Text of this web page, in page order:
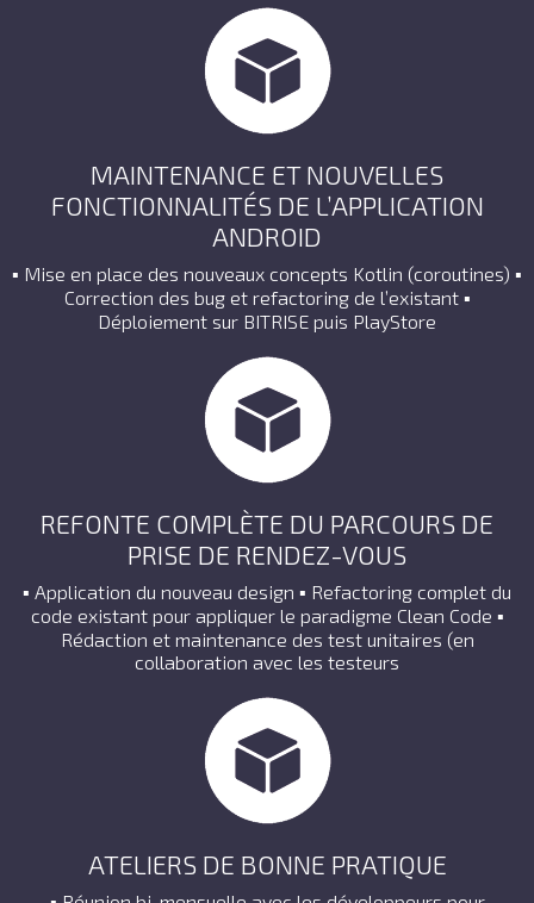
MAINTENANCE ET NOUVELLES
FONCTIONNALITÉS DE L’APPLICATION
ANDROID
▪ Mise en place des nouveaux concepts Kotlin (coroutines) ▪
Correction des bug et refactoring de l’existant ▪
Déploiement sur BITRISE puis PlayStore
REFONTE COMPLÈTE DU PARCOURS DE
PRISE DE RENDEZ-VOUS
▪ Application du nouveau design ▪ Refactoring complet du
code existant pour appliquer le paradigme Clean Code ▪
Rédaction et maintenance des test unitaires (en
collaboration avec les testeurs
ATELIERS DE BONNE PRATIQUE